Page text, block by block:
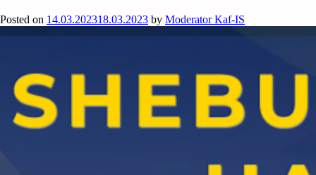
І.О.
та
успішно
пройшли
стажування
“Teachers
Internship
Posted on 14.03.202318.03.2023 by Moderator Kaf-IS